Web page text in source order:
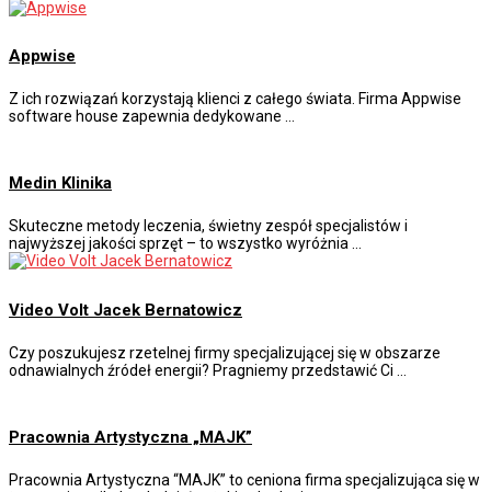
Appwise
Z ich rozwiązań korzystają klienci z całego świata. Firma Appwise
software house zapewnia dedykowane …
Medin Klinika
Skuteczne metody leczenia, świetny zespół specjalistów i
najwyższej jakości sprzęt – to wszystko wyróżnia …
Video Volt Jacek Bernatowicz
Czy poszukujesz rzetelnej firmy specjalizującej się w obszarze
odnawialnych źródeł energii? Pragniemy przedstawić Ci …
Pracownia Artystyczna „MAJK”
Pracownia Artystyczna “MAJK” to ceniona firma specjalizująca się w